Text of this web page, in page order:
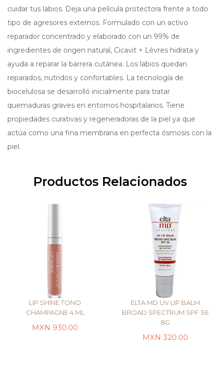
cuidar tus labios. Deja una película protectora frente a todo
tipo de agresores externos. Formulado con un activo
reparador concentrado y elaborado con un 99% de
ingredientes de origen natural, Cicavit + Lèvres hidrata y
ayuda a reparar la barrera cutánea. Los labios quedan
reparados, nutridos y confortables. La tecnología de
biocelulosa se desarrolló inicialmente para tratar
quemaduras graves en entornos hospitalarios. Tiene
propiedades curativas y regeneradoras de la piel ya que
actúa como una fina membrana en perfecta ósmosis con la
piel.
Productos Relacionados
LEER MÁS
ELTA MD UV LIP BALM
BROAD SPECTRUM SPF 36
8G
320.00
LIP SHINE TONO
CHAMPAGNE 4 ML
930.00